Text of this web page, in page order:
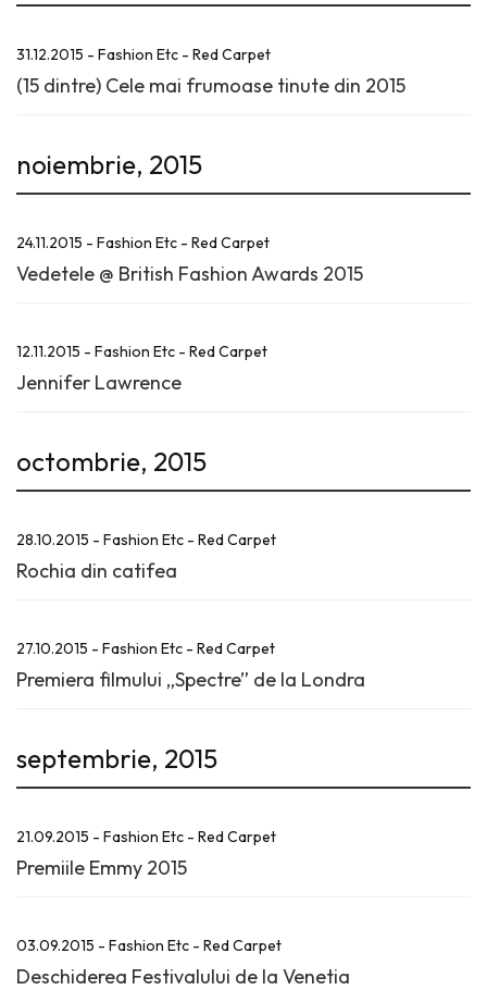
31.12.2015 - Fashion Etc - Red Carpet
(15 dintre) Cele mai frumoase tinute din 2015
noiembrie, 2015
24.11.2015 - Fashion Etc - Red Carpet
Vedetele @ British Fashion Awards 2015
12.11.2015 - Fashion Etc - Red Carpet
Jennifer Lawrence
octombrie, 2015
28.10.2015 - Fashion Etc - Red Carpet
Rochia din catifea
27.10.2015 - Fashion Etc - Red Carpet
Premiera filmului „Spectre” de la Londra
septembrie, 2015
21.09.2015 - Fashion Etc - Red Carpet
Premiile Emmy 2015
03.09.2015 - Fashion Etc - Red Carpet
Deschiderea Festivalului de la Venetia